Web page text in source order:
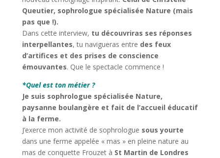
Queutier, sophrologue spécialisée Nature (mais
pas que !).
Dans cette interview, tu découvriras ses réponses
interpellantes, tu navigueras entre des feux
d’artifices et des prises de conscience
émouvantes. Que le spectacle commence !
*Quel est ton métier ?
Je suis sophrologue spécialisée Nature,
paysanne boulangère et fait de l’accueil éducatif
à la ferme.
J’exerce mon activité de sophrologue sous yourte
dans une ferme appelée « mas » en pleine nature au
mas de conquette Frouzet à St Martin de Londres